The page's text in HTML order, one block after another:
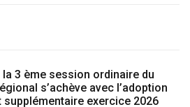
la 3 ème session ordinaire du
s’achève avec l’adoption
supplémentaire exercice 2026